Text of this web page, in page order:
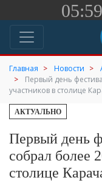
Главная Новости
Первый день
участников в столице
АКТУАЛЬНО
Первый день
собрал более
столице